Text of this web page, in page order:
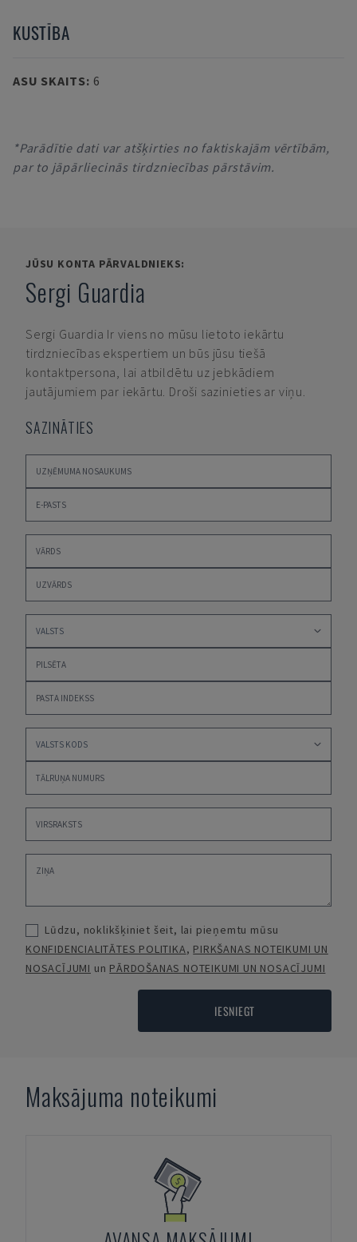
KUSTĪBA
ASU SKAITS: 6
*Parādītie dati var atšķirties no faktiskajām vērtībām,
par to jāpārliecinās tirdzniecības pārstāvim.
JŪSU KONTA PĀRVALDNIEKS:
Sergi Guardia
Sergi Guardia Ir viens no mūsu lietoto iekārtu
tirdzniecības ekspertiem un būs jūsu tiešā
kontaktpersona, lai atbildētu uz jebkādiem
jautājumiem par iekārtu. Droši sazinieties ar viņu.
SAZINĀTIES
Lūdzu, noklikšķiniet šeit, lai pieņemtu mūsu
KONFIDENCIALITĀTES POLITIKA, PIRKŠANAS NOTEIKUMI UN
NOSACĪJUMI un PĀRDOŠANAS NOTEIKUMI UN NOSACĪJUMI
IESNIEGT
Maksājuma noteikumi